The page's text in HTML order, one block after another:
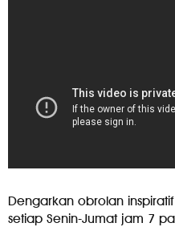
Dengarkan obrolan
setiap Senin-Jumat jam 7